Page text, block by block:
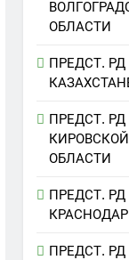
ОБЛАСТИ
ПРЕДСТ. РД
ПРЕДСТ. РД
КИРОВСКОЙ
ОБЛАСТИ
ПРЕДСТ. РД
ПРЕДСТ. РД